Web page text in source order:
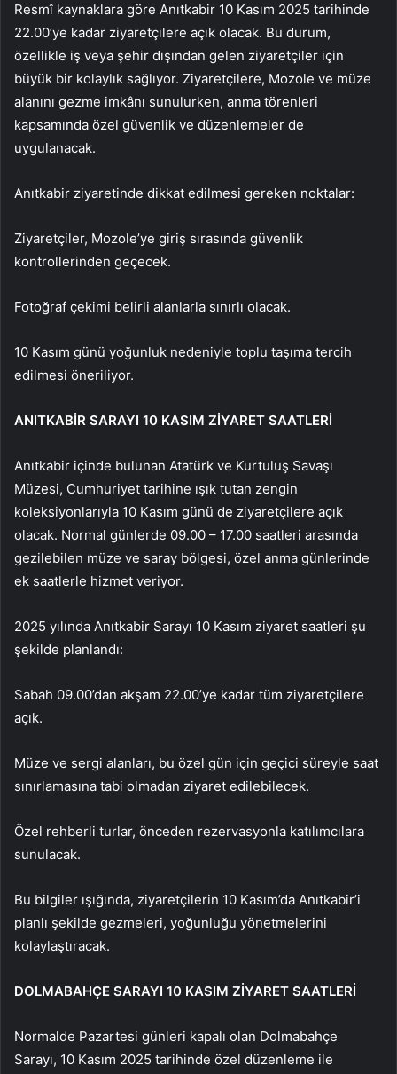
Resmî kaynaklara göre Anıtkabir 10 Kasım 2025 tarihinde
22.00’ye kadar ziyaretçilere açık olacak. Bu durum,
özellikle iş veya şehir dışından gelen ziyaretçiler için
büyük bir kolaylık sağlıyor. Ziyaretçilere, Mozole ve müze
alanını gezme imkânı sunulurken, anma törenleri
kapsamında özel güvenlik ve düzenlemeler de
uygulanacak.
Anıtkabir ziyaretinde dikkat edilmesi gereken noktalar:
Ziyaretçiler, Mozole’ye giriş sırasında güvenlik
kontrollerinden geçecek.
Fotoğraf çekimi belirli alanlarla sınırlı olacak.
10 Kasım günü yoğunluk nedeniyle toplu taşıma tercih
edilmesi öneriliyor.
ANITKABİR SARAYI 10 KASIM ZİYARET SAATLERİ
Anıtkabir içinde bulunan Atatürk ve Kurtuluş Savaşı
Müzesi, Cumhuriyet tarihine ışık tutan zengin
koleksiyonlarıyla 10 Kasım günü de ziyaretçilere açık
olacak. Normal günlerde 09.00 – 17.00 saatleri arasında
gezilebilen müze ve saray bölgesi, özel anma günlerinde
ek saatlerle hizmet veriyor.
2025 yılında Anıtkabir Sarayı 10 Kasım ziyaret saatleri şu
şekilde planlandı:
Sabah 09.00’dan akşam 22.00’ye kadar tüm ziyaretçilere
açık.
Müze ve sergi alanları, bu özel gün için geçici süreyle saat
sınırlamasına tabi olmadan ziyaret edilebilecek.
Özel rehberli turlar, önceden rezervasyonla katılımcılara
sunulacak.
Bu bilgiler ışığında, ziyaretçilerin 10 Kasım’da Anıtkabir’i
planlı şekilde gezmeleri, yoğunluğu yönetmelerini
kolaylaştıracak.
DOLMABAHÇE SARAYI 10 KASIM ZİYARET SAATLERİ
Normalde Pazartesi günleri kapalı olan Dolmabahçe
Sarayı, 10 Kasım 2025 tarihinde özel düzenleme ile